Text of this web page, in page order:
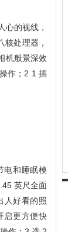
心的视线，
处理器，
机般景深效
作；2 1 插
电和睡眠模
英尺全面
人好看的照
启更方便快